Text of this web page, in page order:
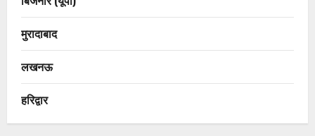
मुरादाबाद
लखनऊ
हरिद्वार